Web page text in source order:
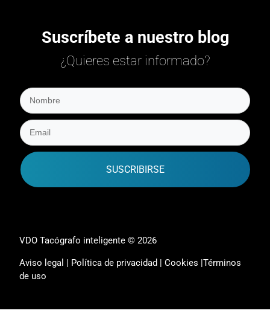
Suscríbete a nuestro blog
¿Quieres estar informado?
SUSCRIBIRSE
VDO Tacógrafo inteligente © 2026
Aviso legal | Política de privacidad | Cookies |Términos
de uso